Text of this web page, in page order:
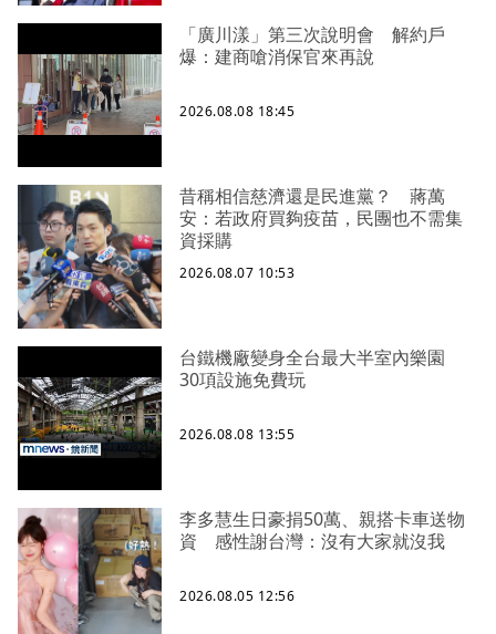
「廣川漾」第三次說明會 解約戶
爆：建商嗆消保官來再說
2026.08.08 18:45
昔稱相信慈濟還是民進黨？ 蔣萬
安：若政府買夠疫苗，民團也不需集
資採購
2026.08.07 10:53
台鐵機廠變身全台最大半室內樂園
30項設施免費玩
2026.08.08 13:55
李多慧生日豪捐50萬、親搭卡車送物
資 感性謝台灣：沒有大家就沒我
2026.08.05 12:56